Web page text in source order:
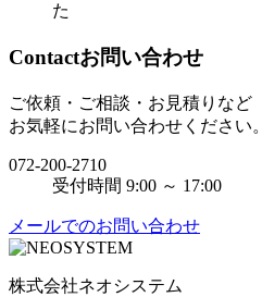
た
Contactお問い合わせ
ご依頼・ご相談・お見積りなど
お気軽にお問い合わせください。
072-200-2710
受付時間 9:00 ～ 17:00
メールでのお問い合わせ
株式会社ネオシステム